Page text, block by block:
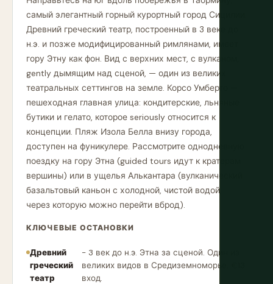
самый элегантный горный курортный город Сицилии.
Древний греческий театр, построенный в 3 веке до
н.э. и позже модифицированный римлянами, имеет
гору Этну как фон. Вид с верхних мест, с вулканом,
gently дымящим над сценой, — один из великих
театральных сеттингов на земле. Корсо Умберто —
пешеходная главная улица: кондитерские, льняные
бутики и гелато, которое seriously относится к
концепции. Пляж Изола Белла внизу города,
доступен на фуникулере. Рассмотрите однодневную
поездку на гору Этна (guided tours идут к кратерам
вершины) или в ущелья Алькантара (вулканический
базальтовый каньон с холодной, чистой водой,
через которую можно перейти вброд).
КЛЮЧЕВЫЕ ОСТАНОВКИ
Древний
греческий
театр
- 3 век до н.э. Этна за сценой. Один из
великих видов в Средиземноморье. €13
вход.